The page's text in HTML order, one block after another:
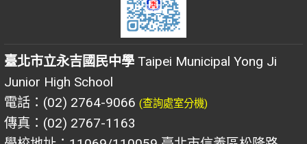
臺北市立永吉國民中學 Taipei Municipal Yong Ji
Junior High School
電話：(02) 2764-9066 (查詢處室分機)
傳真：(02) 2767-1163